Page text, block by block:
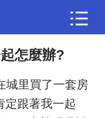
怎麼辦?
城里買了一套房
定跟著我一起
夫妻生活